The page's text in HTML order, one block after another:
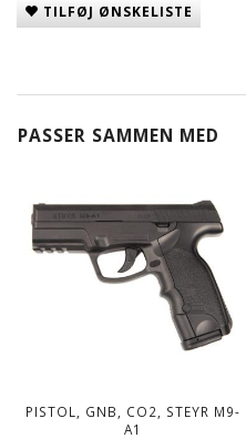
TILFØJ ØNSKELISTE
PASSER SAMMEN MED
PISTOL, GNB, CO2, STEYR M9-
A1